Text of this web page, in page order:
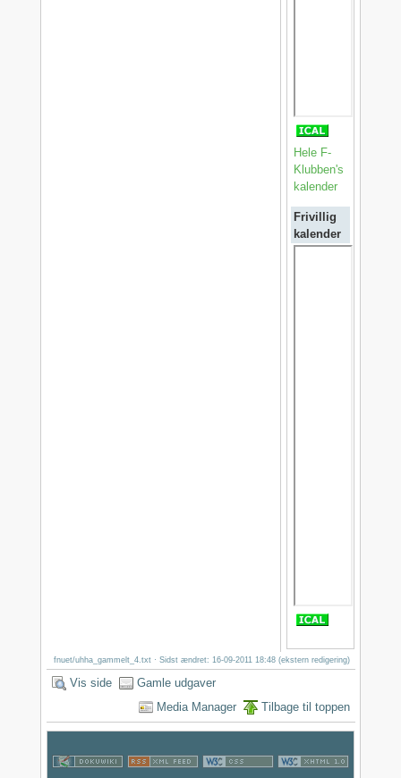
Hele F-
Klubben's
kalender
Frivillig
kalender
fnuet/uhha_gammelt_4.txt · Sidst ændret: 16-09-2011 18:48 (ekstern redigering)
Vis side
Gamle udgaver
Media Manager
Tilbage til toppen